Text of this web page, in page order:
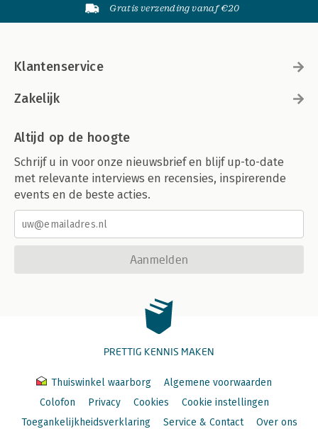
Gratis verzending vanaf €20
Klantenservice
Zakelijk
Altijd op de hoogte
Schrijf u in voor onze nieuwsbrief en blijf up-to-date
met relevante interviews en recensies, inspirerende
events en de beste acties.
Aanmelden
PRETTIG KENNIS MAKEN
Thuiswinkel waarborg
Algemene voorwaarden
Colofon
Privacy Cookies
Cookie instellingen
Toegankelijkheidsverklaring
Service & Contact Over ons